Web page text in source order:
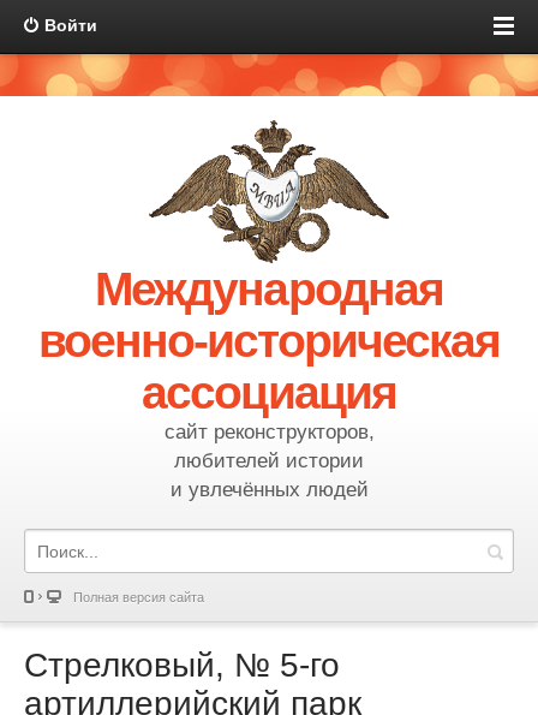
Войти
Международная
военно-историческая
ассоциация
сайт реконструкторов,
любителей истории
и увлечённых людей
Полная версия сайта
Стрелковый, № 5-го
артиллерийский парк